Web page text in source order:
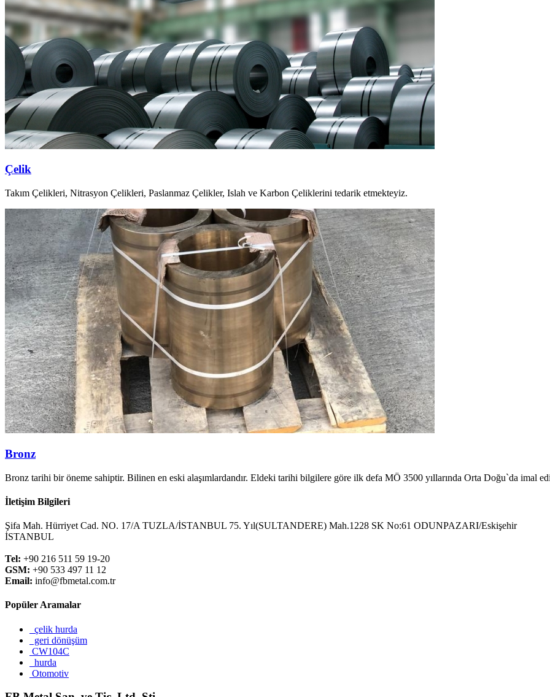
Çelik
Takım Çelikleri, Nitrasyon Çelikleri, Paslanmaz Çelikler, Islah ve Karbon Çeliklerini tedarik etmekteyiz.
Bronz
Bronz tarihi bir öneme sahiptir. Bilinen en eski alaşımlardandır. Eldeki tarihi bilgilere göre ilk defa MÖ 3500 yıllarında Orta Doğu`da imal
İletişim Bilgileri
Şifa Mah. Hürriyet Cad. NO. 17/A TUZLA/İSTANBUL 75. Yıl(SULTANDERE) Mah.1228 SK No:61 ODUNPAZARI/Eskişehir
İSTANBUL
Tel: +90 216 511 59 19-20
GSM: +90 533 497 11 12
Email: info@fbmetal.com.tr
Popüler Aramalar
çelik hurda
geri dönüşüm
CW104C
hurda
Otomotiv